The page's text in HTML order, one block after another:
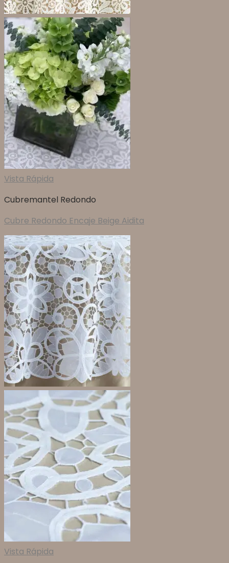
Vista Rápida
Cubremantel Redondo
Cubre Redondo Encaje Beige Aidita
Vista Rápida